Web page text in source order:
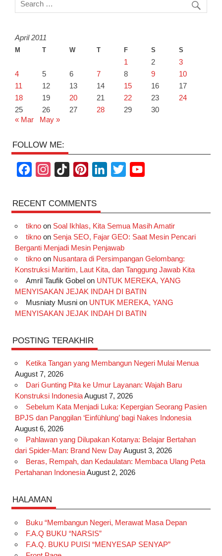
April 2011
M T W T F S S
1 2
3
4
5 6 7 8 9
10
11
12 13 14 15 16
17
18
19 20 21 22 23
24
25
26 27 28 29
30
« Mar
May »
FOLLOW ME:
c
e
b
o
k
s
t
a
r
a
m
k
T
o
k
n
t
e
e
s
k
e
I
n
t
t
r
T
u
e
RECENT COMMENTS
tiknoon Soal Ikhlas, Kita Semua Masih Amatir
tiknoon Senja SEO, Fajar GEO: Saat Mesin Pencari
Berganti Menjadi Mesin Penjawab
tiknoon Nusantara di Persimpangan Gelombang:
Konstruksi Maritim, Laut Kita, dan Tanggung Jawab Kita
Amril Taufik Gobelon UNTUK MEREKA, YANG
MENYISAKAN JEJAK INDAH DI BATIN
Musniaty Musnion UNTUK MEREKA, YANG
MENYISAKAN JEJAK INDAH DI BATIN
POSTING TERAKHIR
Ketika Tangan yang Membangun Negeri Mulai Menua
August 7, 2026
Dari Gunting Pita ke Umur Layanan: Wajah Baru
Konstruksi IndonesiaAugust 7, 2026
Sebelum Kata Menjadi Luka: Kepergian Seorang Pasien
BPJS dan Panggilan ‘Einfühlung’ bagi Nakes Indonesia
August 6, 2026
Pahlawan yang Dilupakan Kotanya: Belajar Bertahan
dari Spider-Man: Brand New DayAugust 3, 2026
Beras, Rempah, dan Kedaulatan: Membaca Ulang Peta
Pertahanan IndonesiaAugust 2, 2026
HALAMAN
Buku “Membangun Negeri, Merawat Masa Depan
F.A.Q BUKU “NARSIS”
F.A.Q. BUKU PUISI “MENYESAP SENYAP”